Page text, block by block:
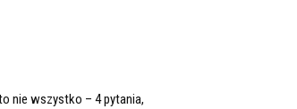
nie wszystko – 4 pytania,